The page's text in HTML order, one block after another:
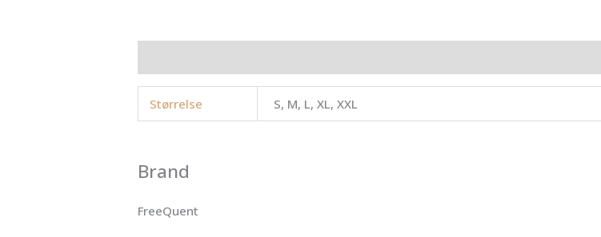
Størrelse S, M, L, XL, XXL
Brand
FreeQuent